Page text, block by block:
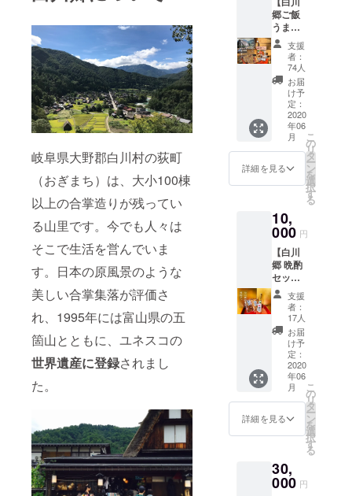
岐阜県大野郡白川村の荻町
（おぎまち）は、大小100棟
以上の合掌造りが残ってい
る山里です。今でも人々は
そこで生活を営んでいま
す。日本の原風景のような
美しい合掌集落が評価さ
れ、1995年には富山県の五
箇山とともに、ユネスコの
世界遺産に登録されまし
た。
りま
す。 ※
祝日や
G.W.や
お盆、
お正月
などの
繁忙期
のご予
約は施
設に
よって
ため、
応相談
ます。
※部屋数
などが
少ない
民宿で
すの
で、希
望日や
希望施
設に添
えない
場合が
ござい
ます。
何卒、
のほ
ど、お
しま
す。 ※
宿泊チ
袋、城
山館の
自家製
味噌1
本、白
川郷の
湧き水
500ml
、 ※飛
騨牛の
写真は
イメー
す。部
位に
変更に
なりま
す。 ※
生産状
況に
よって
内容が
変更に
なる場
合があ
りま
す。 ※
生もの
が含ま
れるた
は国内
のみと
す。 こ
れ以上
のご支
もなか4
個入
り、宮
部豆腐
さんの
油揚げ2
袋 ※生
産状況
によっ
て内容
が変更
になる
場合が
ありま
れるた
め発送
は国内
のみと
なりま
す。
ターン
です。
城山館
応援団
のため
にお作
りした
オリジ
ナルピ
ンバッ
ジをお
礼にお
送りし
ます。
ん。 ※
縦3ｃｍ
×横1ｃ
ｍくら
いの小
さなピ
ンバッ
ジで
す。 ※
お1人で
何口で
もご支
援頂け
ます。
郷ご飯
うまう
まセッ
ト + 白
川郷の
風景の
御礼状
をお送
りしま
す】 白
川郷産
のコシ
ヒカリ
と、そ
のご飯
にぴっ
たりの
白川郷
産品を
セレク
トしま
した。
当館で
湧く湧
き水も
入って
いま
す。白
川郷の
美味し
さをご
自宅で
白川郷
産コシ
ヒカリ5
支援
者：
74人
お届
け予
定：
2020
年06
月
詳細を見る
こ
の
リ
タ
ー
ン
を
選
択
す
る
10,
000 円
【白川
郷 晩酌
セット
+ 白川
郷の風
景の御
礼状を
お送り
しま
す】 白
川郷で
生まれ
たお酒
と白川
郷で作
られた
モン、
けい
ちゃん
支援
者：
17人
お届
け予
定：
2020
年06
月
詳細を見る
こ
の
リ
タ
ー
ン
を
選
択
す
る
30,
000 円